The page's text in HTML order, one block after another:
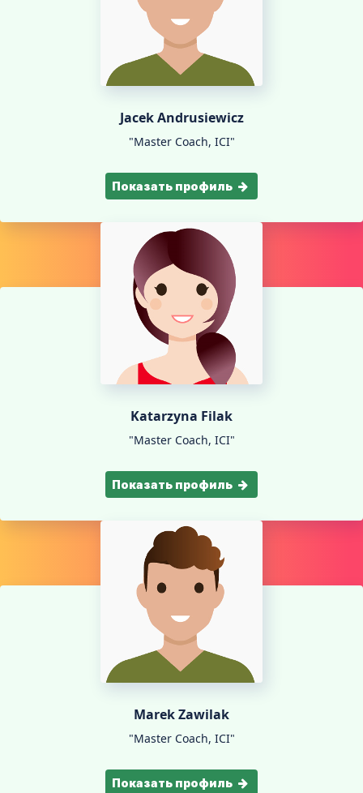
Jacek Andrusiewicz
"Master Coach, ICI"
Показать профиль
Katarzyna Filak
"Master Coach, ICI"
Показать профиль
Marek Zawilak
"Master Coach, ICI"
Показать профиль